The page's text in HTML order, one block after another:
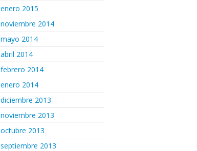
enero 2015
noviembre 2014
mayo 2014
abril 2014
febrero 2014
enero 2014
diciembre 2013
noviembre 2013
octubre 2013
septiembre 2013